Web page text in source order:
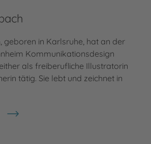
geboren in Karlsruhe, hat an der
Kommunikationsdesign
als freiberufliche Illustratorin
tätig. Sie lebt und zeichnet in